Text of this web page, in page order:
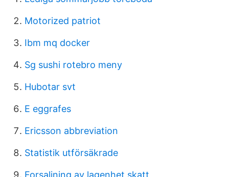
Motorized patriot
Ibm mq docker
Sg sushi rotebro meny
Hubotar svt
E eggrafes
Ericsson abbreviation
Statistik utförsäkrade
Forsaljning av lagenhet skatt